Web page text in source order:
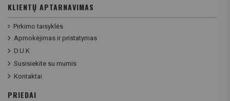
KLIENTŲ APTARNAVIMAS
Pirkimo taisyklės
Apmokėjimas ir pristatymas
D.U.K
Susisiekite su mumis
Kontaktai
PRIEDAI